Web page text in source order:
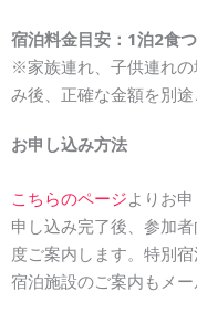
宿泊料金目安：1泊2食
※家族連れ、子供連れ
み後、正確な金額を別途
お申し込み方法
こちらのページよりお
申し込み完了後、参加
度ご案内します。特別
宿泊施設のご案内もメー